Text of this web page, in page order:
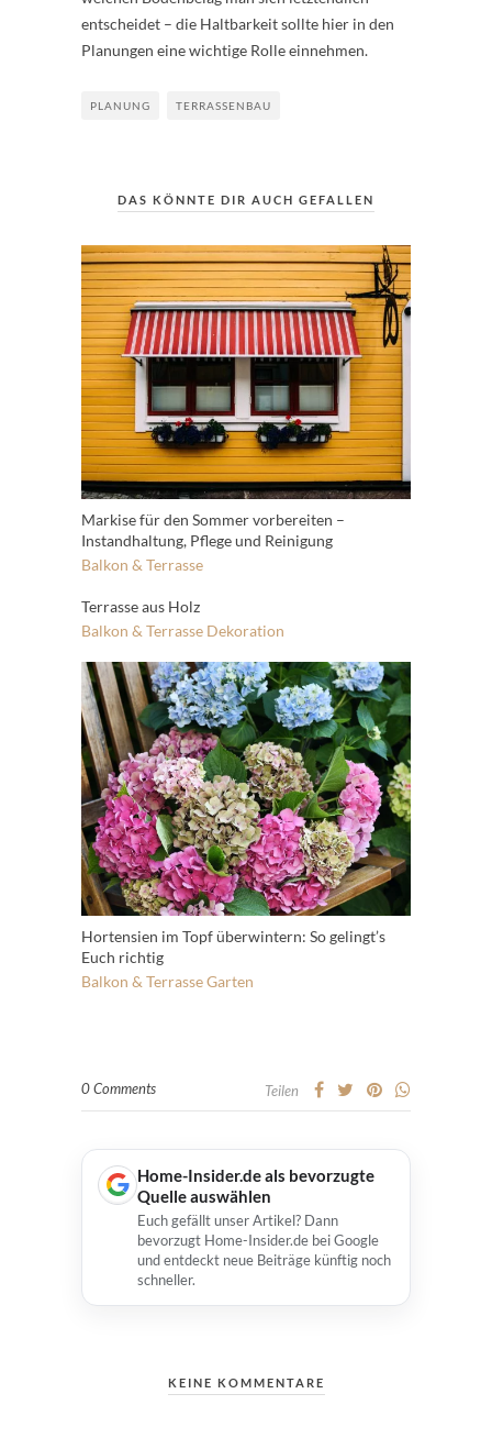
entscheidet – die Haltbarkeit sollte hier in den
Planungen eine wichtige Rolle einnehmen.
PLANUNG TERRASSENBAU
DAS KÖNNTE DIR AUCH GEFALLEN
Markise für den Sommer vorbereiten –
Instandhaltung, Pflege und Reinigung
Balkon & Terrasse
Terrasse aus Holz
Balkon & Terrasse Dekoration
Hortensien im Topf überwintern: So gelingt’s
Euch richtig
Balkon & TerrasseGarten
0 Comments Teilen
Home-Insider.de als bevorzugte
Quelle auswählen
Euch gefällt unser Artikel? Dann
bevorzugt Home-Insider.de bei Google
und entdeckt neue Beiträge künftig noch
schneller.
KEINE KOMMENTARE